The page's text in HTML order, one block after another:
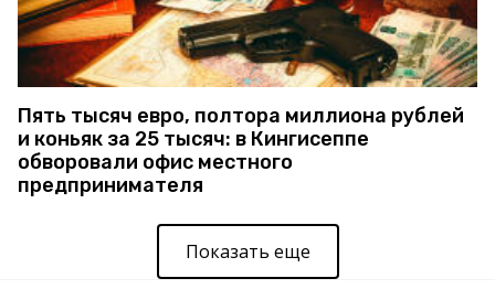
Пять тысяч евро, полтора миллиона рублей
и коньяк за 25 тысяч: в Кингисеппе
обворовали офис местного
предпринимателя
Показать еще